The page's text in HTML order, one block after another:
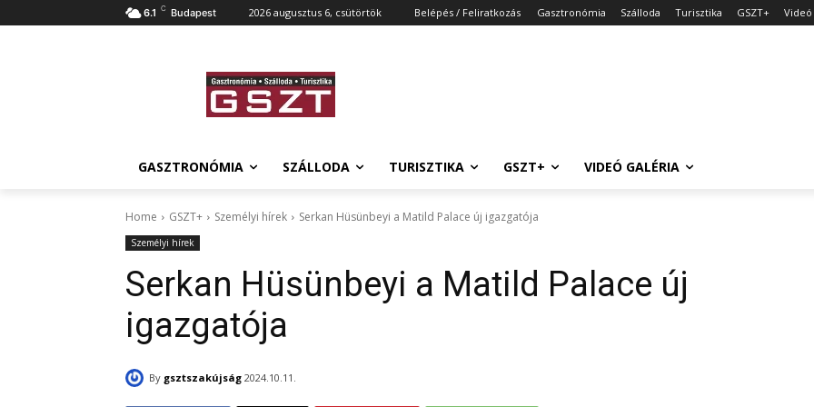
6.1 C Budapest 2026 augusztus 6, csütörtök Belépés / Feliratkozás Gasztronómia Szálloda Turisztika GSZT+ Videó
GASZTRONÓMIA SZÁLLODA TURISZTIKA GSZT+ VIDEÓ GALÉRIA
Home GSZT+ Személyi hírek Serkan Hüsünbeyi a Matild Palace új igazgatója
Személyi hírek
Serkan Hüsünbeyi a Matild Palace új
igazgatója
By gsztszakújság 2024.10.11.